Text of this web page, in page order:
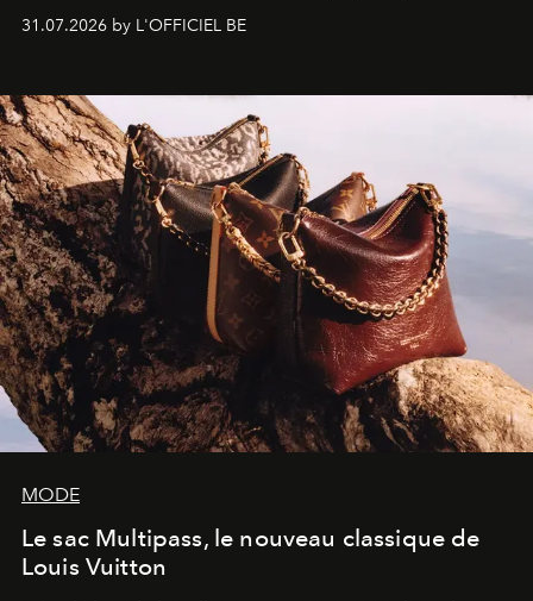
monumentales et poésie du mouvement, l'artiste
américain investit les espaces imaginés par Frank Gehry
sculpture.
31.07.2026 by L'OFFICIEL BE
MODE
Le sac Multipass, le nouveau classique de
Louis Vuitton